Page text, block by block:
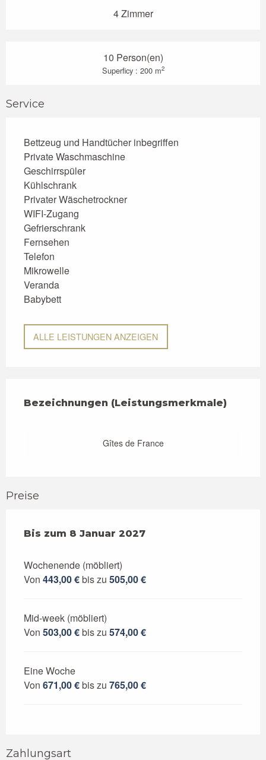
4 Zimmer
10 Person(en)
Superficy : 200 m2
Service
Bettzeug und Handtücher inbegriffen
Private Waschmaschine
Geschirrspüler
Kühlschrank
Privater Wäschetrockner
WIFI-Zugang
Gefrierschrank
Fernsehen
Telefon
Mikrowelle
Veranda
Babybett
ALLE LEISTUNGEN ANZEIGEN
Bezeichnungen (Leistungsmerkmale)
Bezeichnungen (Leistungsmerkmale)
Gîtes de France
Preise
ab3 Januar 2026bis zum
Bis zum 8 Januar 2027
Wochenende (möbliert)
Von 443,00 €bis zu 505,00 €
Mid-week (möbliert)
Von 503,00 €bis zu 574,00 €
Eine Woche
Von 671,00 €bis zu 765,00 €
Zahlungsart